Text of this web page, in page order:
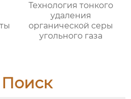
Технология тонкого
удаления
органической серы
угольного газа
Поиск